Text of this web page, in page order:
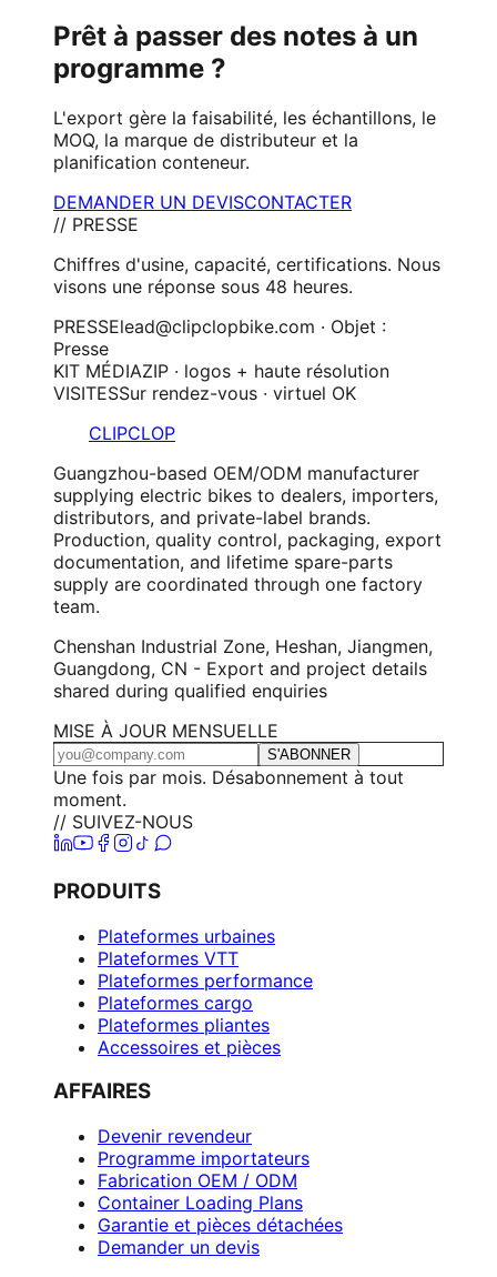
Prêt à passer des notes à un
programme ?
L'export gère la faisabilité, les échantillons, le
MOQ, la marque de distributeur et la
planification conteneur.
DEMANDER UN DEVISCONTACTER
// PRESSE
Chiffres d'usine, capacité, certifications. Nous
visons une réponse sous 48 heures.
PRESSElead@clipclopbike.com · Objet :
Presse
KIT MÉDIAZIP · logos + haute résolution
VISITESSur rendez-vous · virtuel OK
CLIPCLOP
Guangzhou-based OEM/ODM manufacturer
supplying electric bikes to dealers, importers,
distributors, and private-label brands.
Production, quality control, packaging, export
documentation, and lifetime spare-parts
supply are coordinated through one factory
team.
Chenshan Industrial Zone, Heshan, Jiangmen,
Guangdong, CN - Export and project details
shared during qualified enquiries
MISE À JOUR MENSUELLE
S'ABONNER
Une fois par mois. Désabonnement à tout
moment.
// SUIVEZ-NOUS
PRODUITS
Plateformes urbaines
Plateformes VTT
Plateformes performance
Plateformes cargo
Plateformes pliantes
Accessoires et pièces
AFFAIRES
Devenir revendeur
Programme importateurs
Fabrication OEM / ODM
Container Loading Plans
Garantie et pièces détachées
Demander un devis